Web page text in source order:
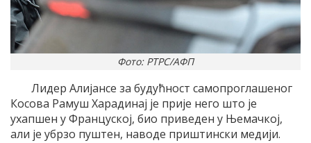
Фото: РТРС/АФП
Лидер Алијансе за будућност самопроглашеног
Косова Рамуш Харадинај је прије него што је
ухапшен у Француској, био приведен у Њемачкој,
али је убрзо пуштен, наводе приштински медији.